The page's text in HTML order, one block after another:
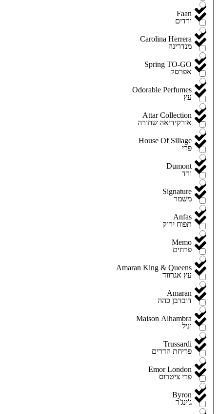
Faan
Carolina Herrera
Spring TO-GO
Odorable Perfumes
Attar Collection
House Of Sillage
Dumont
Signature
Anfas
Memo
Amaran King & Queens
Amaran
Maison Alhambra
Trussardi
Emor London
Byron
ורדים
מנדרינה
אפרסק
עץ
אורקידיאה שחורה
פרי
ורד
משמר
תפוח ירוק
פרחים
עץ אגרווד
דובדבן כהה
וניל
פריחת הדרים
פרי ציטרוס
ג'ינג'ר